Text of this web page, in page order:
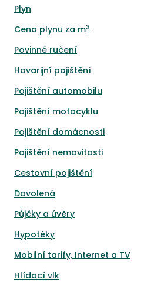
Plyn
Cena plynu za m3
Povinné ručení
Havarijní pojištění
Pojištění automobilu
Pojištění motocyklu
Pojištění domácnosti
Pojištění nemovitosti
Cestovní pojištění
Dovolená
Půjčky a úvěry
Hypotéky
Mobilní tarify, Internet a TV
Hlídací vlk